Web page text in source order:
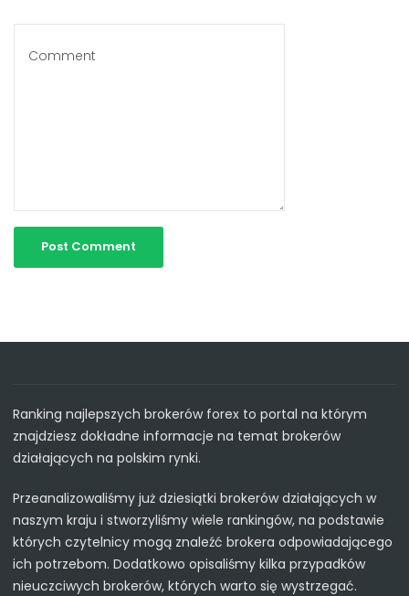
Ranking najlepszych brokerów forex to portal na którym
znajdziesz dokładne informacje na temat brokerów
działających na polskim rynki.
Przeanalizowaliśmy już dziesiątki brokerów działających w
naszym kraju i stworzyliśmy wiele rankingów, na podstawie
których czytelnicy mogą znaleźć brokera odpowiadającego
ich potrzebom. Dodatkowo opisaliśmy kilka przypadków
nieuczciwych brokerów, których warto się wystrzegać.